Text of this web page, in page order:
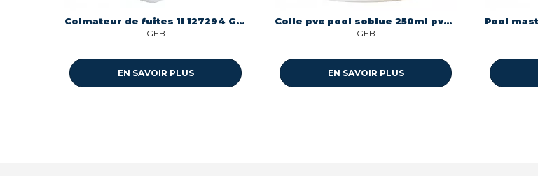
Colmateur de fuites 1l 127294 Geb 127294
GEB
EN SAVOIR PLUS
Colle pvc pool soblue 250ml pvc souple et rigide Geb 504501
GEB
EN SAVOIR PLUS